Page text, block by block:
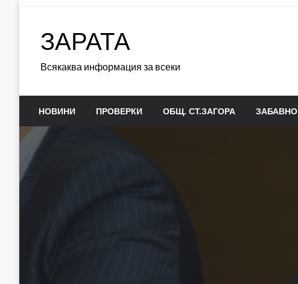
ЗАРАТА
Всякаква информация за всеки
НОВИНИ ПРОВЕРКИ ОБЩ. СТ.ЗАГОРА ЗАБАВНО